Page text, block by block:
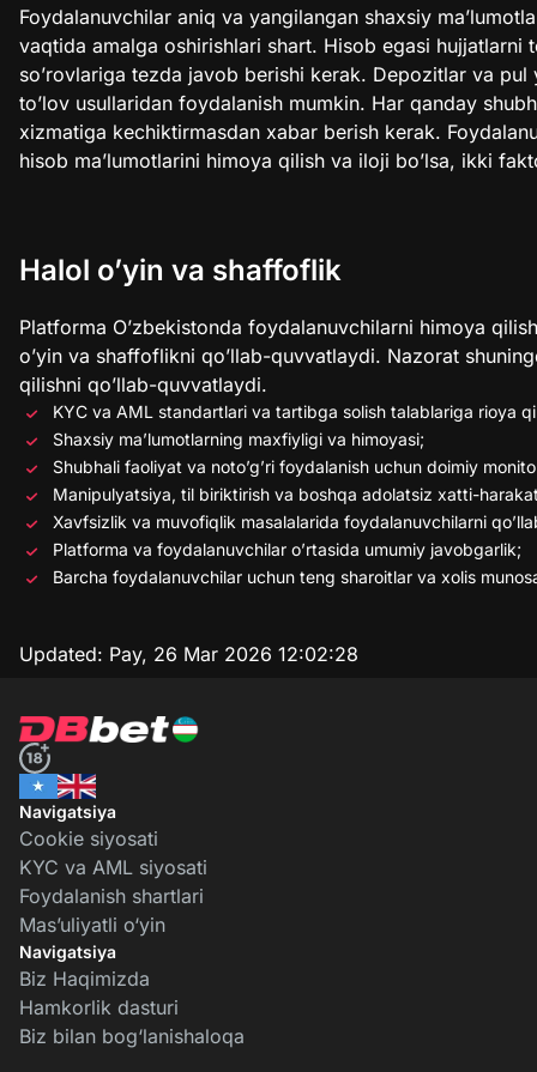
Foydalanuvchilar aniq va yangilangan shaxsiy
vaqtida amalga oshirishlari shart. Hisob egasi hujjatlarni
so’rovlariga tezda javob berishi kerak. Depozitlar va
to’lov usullaridan foydalanish mumkin. Har qanday
xizmatiga kechiktirmasdan xabar berish kerak.
hisob ma’lumotlarini himoya qilish va iloji bo’lsa, ikki
Halol o’yin va shaffoflik
Platforma O’zbekistonda foydalanuvchilarni himoya
o’yin va shaffoflikni qo’llab-quvvatlaydi. Nazorat
qilishni qo’llab-quvvatlaydi.
KYC va AML standartlari va tartibga solish talablariga rioya
Shaxsiy ma’lumotlarning maxfiyligi va himoyasi;
Shubhali faoliyat va noto’g’ri foydalanish uchun doimiy
Manipulyatsiya, til biriktirish va boshqa adolatsiz xatti-
Xavfsizlik va muvofiqlik masalalarida foydalanuvchilarni
Platforma va foydalanuvchilar o’rtasida umumiy javobgarlik;
Barcha foydalanuvchilar uchun teng sharoitlar va xolis
Updated: Pay, 26 Mar 2026 12:02:28
Navigatsiya
Cookie siyosati
KYC va AML siyosati
Foydalanish shartlari
Mas’uliyatli o‘yin
Navigatsiya
Biz Haqimizda
Hamkorlik dasturi
Biz bilan bog‘lanishaloqa